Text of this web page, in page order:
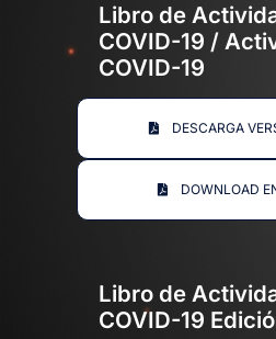
Libro de
COVID-19 /
COVID-19
DESCARGA
DOWNLOAD
Libro de
COVID-19